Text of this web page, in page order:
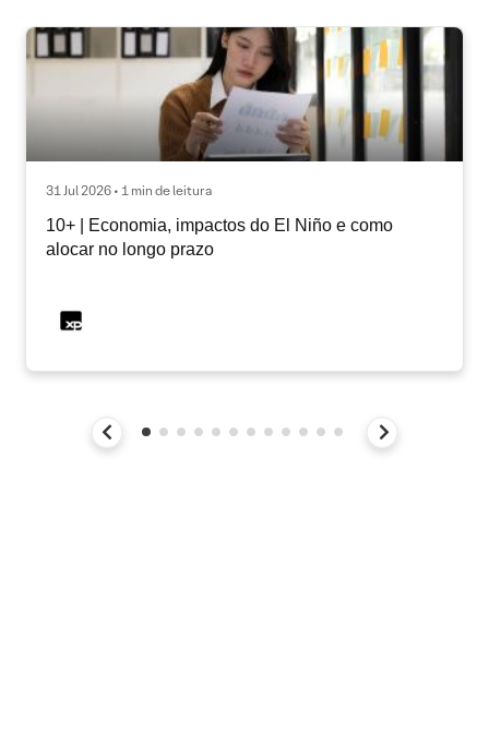
31 Jul 2026 • 1 min de leitura
10+ | Economia, impactos do El Niño e como
alocar no longo prazo